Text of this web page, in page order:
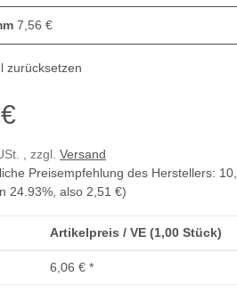
7,56 €
zurücksetzen
, zzgl. Versand
Preisempfehlung des Herstellers:
24.93%, also 2,51 €)
Artikelpreis / VE (1,00 Stück)
6,06 € *